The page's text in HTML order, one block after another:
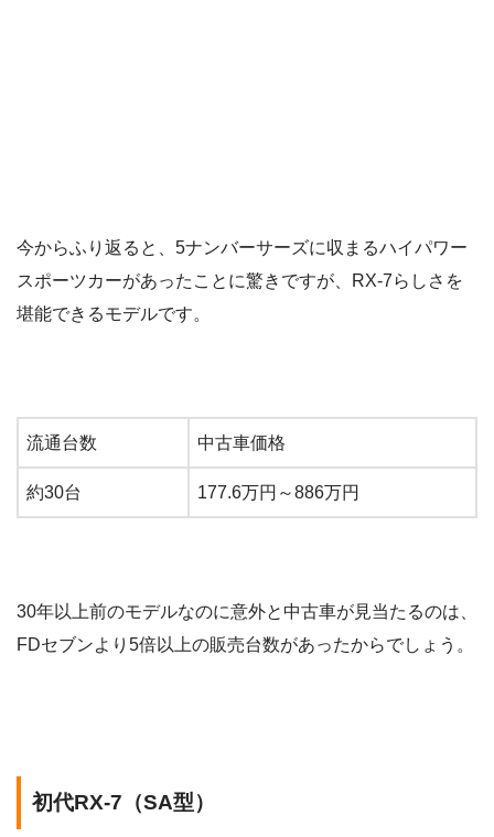
今からふり返ると、5ナンバーサーズに収まるハイパワー
スポーツカーがあったことに驚きですが、RX-7らしさを
堪能できるモデルです。
流通台数 中古車価格
約30台 177.6万円～886万円
30年以上前のモデルなのに意外と中古車が見当たるのは、
FDセブンより5倍以上の販売台数があったからでしょう。
初代RX-7（SA型）